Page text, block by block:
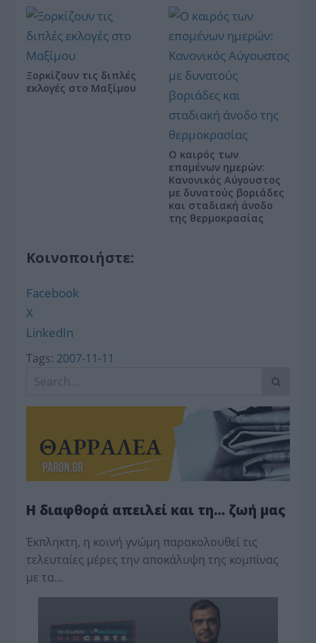
Ξορκίζουν τις διπλές
εκλογές στο Μαξίμου
Ο καιρός των
επομένων ημερών:
Κανονικός Αύγουστος
με δυνατούς βοριάδες
και σταδιακή άνοδο
της θερμοκρασίας
Κοινοποιήστε:
Facebook
X
LinkedIn
Tags: 2007-11-11
Η διαφθορά απειλεί και τη… ζωή μας
Έκπληκτη, η κοινή γνώμη παρακολουθεί τις
τελευταίες μέρες την αποκάλυψη της κο­μπίνας
με τα…